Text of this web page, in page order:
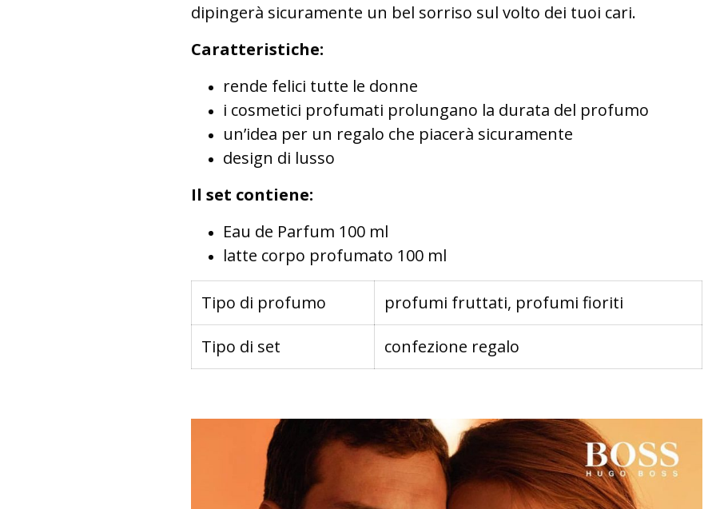
dipingerà sicuramente un bel sorriso sul volto dei tuoi cari.
Caratteristiche:
rende felici tutte le donne
i cosmetici profumati prolungano la durata del profumo
un’idea per un regalo che piacerà sicuramente
design di lusso
Il set contiene:
Eau de Parfum 100 ml
latte corpo profumato 100 ml
Tipo di profumo profumi fruttati, profumi fioriti
Tipo di set confezione regalo